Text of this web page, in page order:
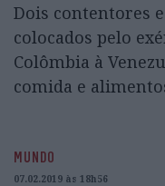
Dois contentores
colocados pelo
Colômbia à
comida e
MUNDO
07.02.2019 às 18h56